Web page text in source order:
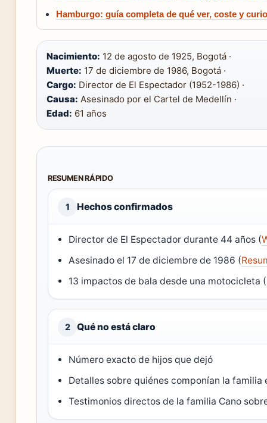
Hamburgo: guía completa de qué ver, coste y
Nacimiento: 12 de agosto de 1925, Bogotá ·
Muerte: 17 de diciembre de 1986, Bogotá ·
Cargo: Director de El Espectador (1952-1986) ·
Causa: Asesinado por el Cartel de Medellín ·
Edad: 61 años
RESUMEN RÁPIDO
1 Hechos confirmados
Director de El Espectador durante 44 años (
Asesinado el 17 de diciembre de 1986 (
13 impactos de bala desde una motocicleta (
2 Qué no está claro
Número exacto de hijos que dejó
Detalles sobre quiénes componían la familia
Testimonios directos de la familia Cano